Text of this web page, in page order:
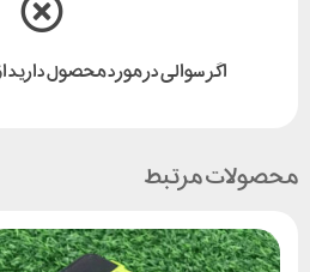
اگر سوالی در مورد محصول
محصولات مرتبط